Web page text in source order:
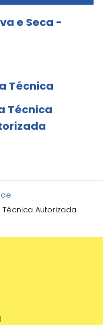
e Seca -
Técnica
Técnica
Técnica Autorizada